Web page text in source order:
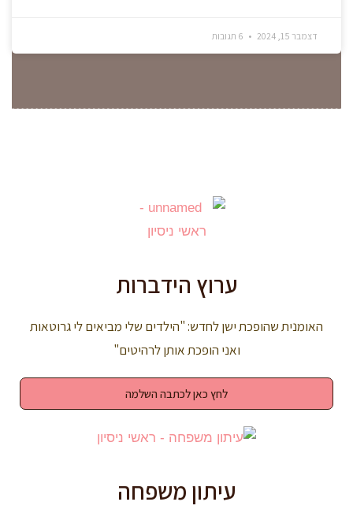
דצמבר 15, 2024
ערוץ הידברות
האומנית שהופכת ישן לחדש: "הילדים שלי מביאים לי גרוטאות
ואני הופכת אותן לרהיטים"
לחץ כאן לכתבה השלמה
עיתון משפחה